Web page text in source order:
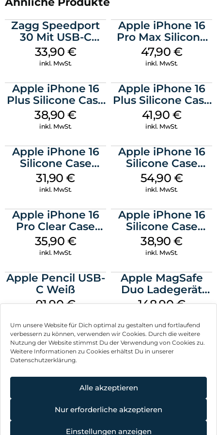
Um unsere Website für Dich optimal zu gestalten und fortlaufend
verbessern zu können, verwenden wir Cookies. Durch die weitere
Nutzung der Website stimmst Du der Verwendung von Cookies zu.
Weitere Informationen zu Cookies erhältst Du in unserer
Datenschutzerklärung.
Alle akzeptieren
Nur erforderliche akzeptieren
Einstellungen anzeigen
Zagg Speedport
30 Mit USB-C
Kabel Weiß
33,90 €
inkl. MwSt.
Apple iPhone 16
Pro Max Silicone
Case MagSafe
Black
47,90 €
inkl. MwSt.
Apple iPhone 16
Plus Silicone Case
MagSafe Denim
38,90€
inkl. MwSt.
Apple iPhone 16
Plus Silicone Case
MagSafe Stone
Gray
41,90 €
inkl. MwSt.
Apple iPhone 16
Silicone Case
MagSafe Fuchsia
31,90€
inkl. MwSt.
Apple iPhone 16
Silicone Case
MagSafe Lake
Green
54,90 €
inkl. MwSt.
Apple iPhone 16
Pro Clear Case
MagSafe
Transparent
35,90 €
inkl. MwSt.
Apple iPhone 16
Silicone Case
MagSafe
Ultramarine
38,90€
inkl. MwSt.
Apple Pencil USB-
C Weiß
91,90€
Apple MagSafe
Duo Ladegerät
Weiß
148,90€
Vertrag widerrufen